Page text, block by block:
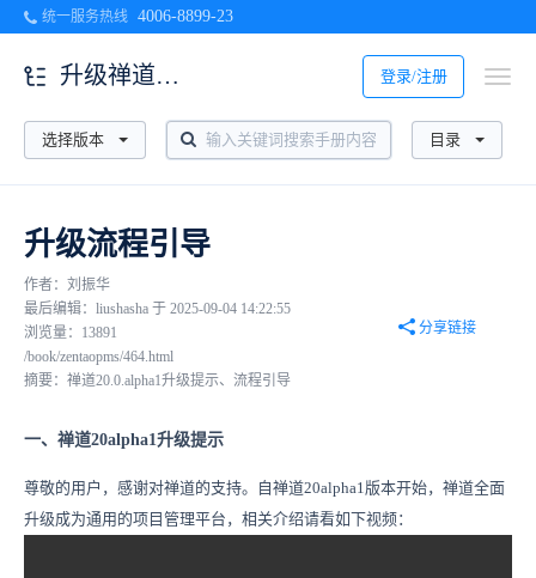
统一服务热线 4006-8899-23
登录/注册
升级禅道新版本
选择版本 目录
升级流程引导
作者：刘振华
最后编辑：liushasha 于 2025-09-04 14:22:55
浏览量：13891
分享链接
/book/zentaopms/464.html
摘要：禅道20.0.alpha1升级提示、流程引导
一、禅道20alpha1升级提示
尊敬的用户，感谢对禅道的支持。自禅道20alpha1版本开始，禅道全面
升级成为通用的项目管理平台，相关介绍请看如下视频：